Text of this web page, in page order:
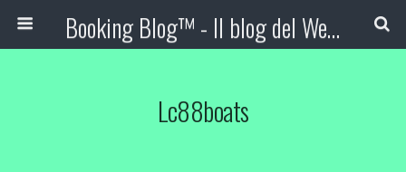
Booking Blog™ - Il blog del Web Marketing Turistico
Lc88boats